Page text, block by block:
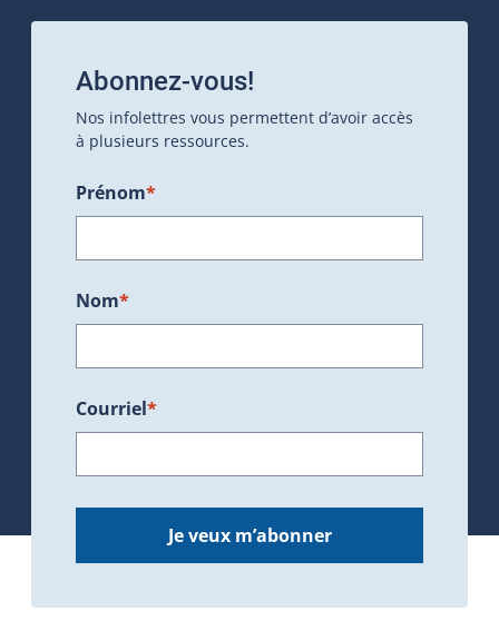
Abonnez-vous!
Nos infolettres vous permettent d’avoir accès
à plusieurs ressources.
Prénom*
Nom*
Courriel*
Je veux m’abonner